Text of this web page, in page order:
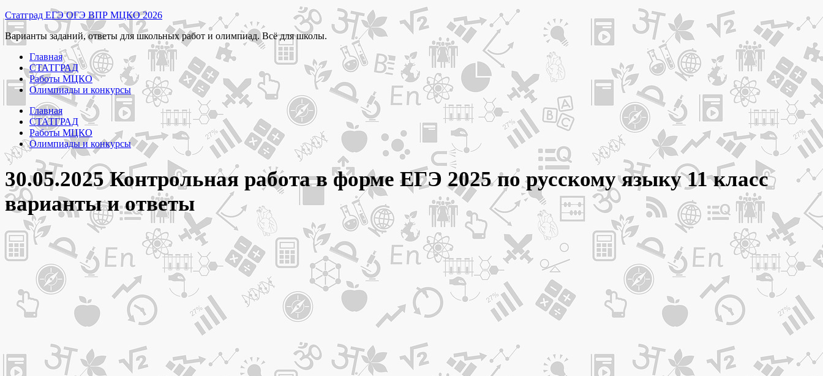
Перейти
к
содержимому
Статград ЕГЭ ОГЭ ВПР МЦКО 2026
Варианты заданий, ответы для школьных работ и олимпиад. Всё для школы.
Главная
СТАТГРАД
Работы МЦКО
Олимпиады и конкурсы
Главная
СТАТГРАД
Работы МЦКО
Олимпиады и конкурсы
30.05.2025 Контрольная работа в форме ЕГЭ 2025 по русскому языку 11 класс
варианты и ответы